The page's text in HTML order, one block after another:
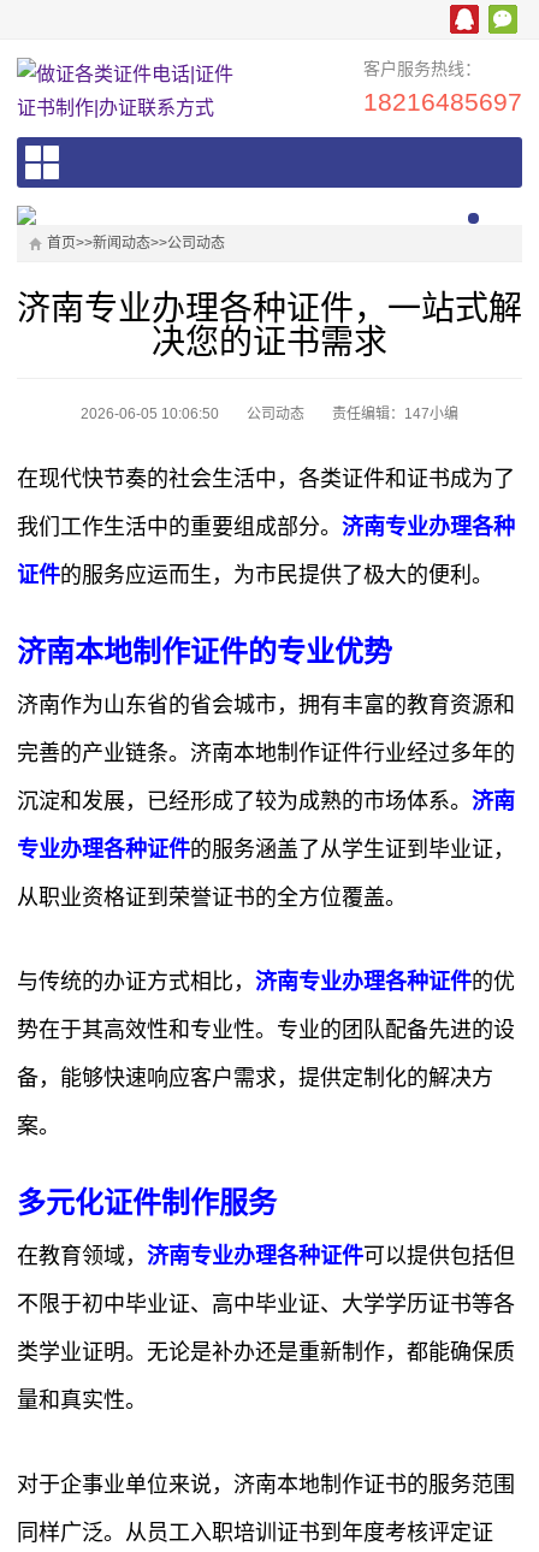
客户服务热线：
18216485697
首页>>新闻动态>>公司动态
济南专业办理各种证件，一站式解
决您的证书需求
2026-06-05 10:06:50 公司动态 责任编辑：147小编
在现代快节奏的社会生活中，各类证件和证书成为了
我们工作生活中的重要组成部分。 济南专业办理各种
证件的服务应运而生，为市民提供了极大的便利。
济南本地制作证件的专业优势
济南作为山东省的省会城市，拥有丰富的教育资源和
完善的产业链条。济南本地制作证件行业经过多年的
沉淀和发展，已经形成了较为成熟的市场体系。 济南
专业办理各种证件的服务涵盖了从学生证到毕业证，
从职业资格证到荣誉证书的全方位覆盖。
与传统的办证方式相比， 济南专业办理各种证件的优
势在于其高效性和专业性。专业的团队配备先进的设
备，能够快速响应客户需求，提供定制化的解决方
案。
多元化证件制作服务
在教育领域， 济南专业办理各种证件可以提供包括但
不限于初中毕业证、高中毕业证、大学学历证书等各
类学业证明。无论是补办还是重新制作，都能确保质
量和真实性。
对于企事业单位来说，济南本地制作证书的服务范围
同样广泛。从员工入职培训证书到年度考核评定证